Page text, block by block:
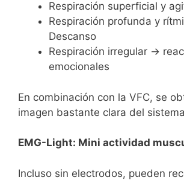
Respiración superficial y
Respiración profunda y
Descanso
Respiración irregular →
emocionales
En combinación con la VFC, se
imagen bastante clara del
EMG-Light: Mini actividad
Incluso sin electrodos, pueden